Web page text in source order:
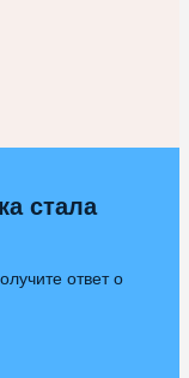
стала
ответ о